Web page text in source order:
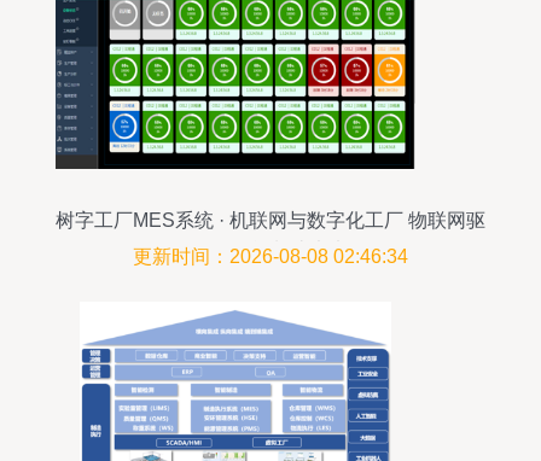
树字工厂MES系统 · 机联网与数字化工厂 物联网驱
动的智能制造未来
更新时间：2026-08-08 02:46:34